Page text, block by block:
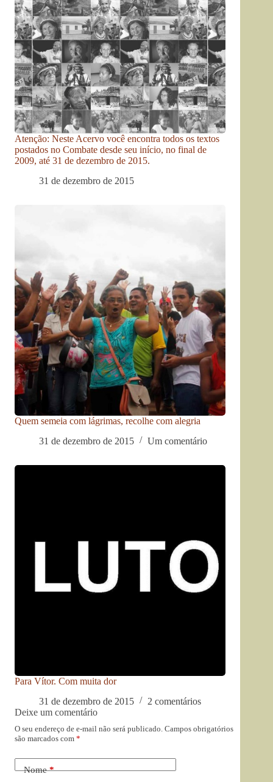
Atenção: Neste Acervo você encontra todos os textos
postados no Combate desde seu início, no final de
2009, até 31 de dezembro de 2015.
31 de dezembro de 2015
Quem semeia com lágrimas, recolhe com alegria
31 de dezembro de 2015
Um comentário
Para Vítor. Com muita dor
31 de dezembro de 2015
2 comentários
Deixe um comentário
O seu endereço de e-mail não será publicado. Campos obrigatórios
são marcados com *
Nome*